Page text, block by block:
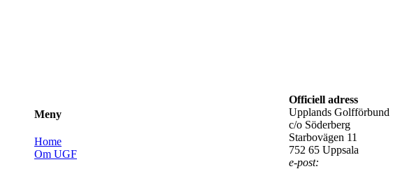
Meny
Home
Om UGF
Officiell adress
Upplands Golfförbund
c/o Söderberg
Starbovägen 11
752 65 Uppsala
e-post: